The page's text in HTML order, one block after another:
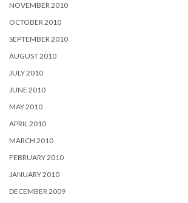
NOVEMBER 2010
OCTOBER 2010
SEPTEMBER 2010
AUGUST 2010
JULY 2010
JUNE 2010
MAY 2010
APRIL 2010
MARCH 2010
FEBRUARY 2010
JANUARY 2010
DECEMBER 2009